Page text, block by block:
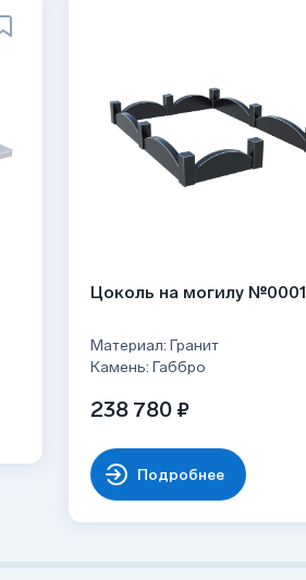
Цоколь на могилу №0001
Материал: Гранит
Камень: Габбро
238 780 ₽
Подробнее